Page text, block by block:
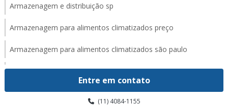
Armazenagem e distribuição sp
Armazenagem para alimentos climatizados preço
Armazenagem para alimentos climatizados são paulo
Armazenagem para alimentos climatizados valor
Armazenagem para alimentos congelados em sp
Entre em contato
(11) 4084-1155